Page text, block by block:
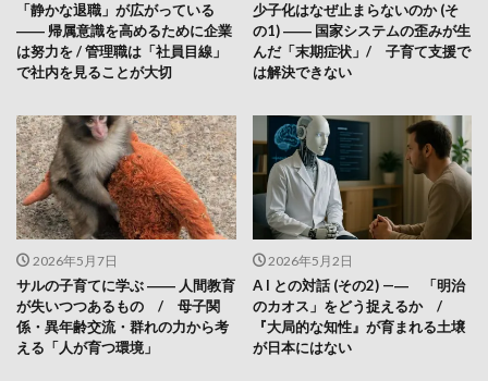
「静かな退職」が広がっている
―― 帰属意識を高めるために企業
は努力を / 管理職は「社員目線」
で社内を見ることが大切
少子化はなぜ止まらないのか (そ
の1) ―― 国家システムの歪みが生
んだ「末期症状」/ 子育て支援で
は解決できない
2026年5月7日
サルの子育てに学ぶ ―― 人間教育
が失いつつあるもの / 母子関
係・異年齢交流・群れの力から考
える「人が育つ環境」
2026年5月2日
A I との対話 (その2) —― 「明治
のカオス」をどう捉えるか /
『大局的な知性』が育まれる土壌
が日本にはない